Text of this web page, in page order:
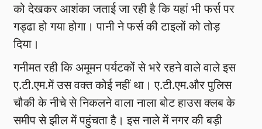
को देखकर आशंका जताई जा रही है कि यहां भी फर्स पर
गड्ढा हो गया होगा। पानी ने फर्स की टाइलों को तोड़
दिया।
गनीमत रही कि अमूमन पर्यटकों से भरे रहने वाले वाले इस
ए.टी.एम.में उस वक्त कोई नहीं था। ए.टी.एम.और पुलिस
चौकी के नीचे से निकलने वाला नाला बोट हाउस क्लब के
समीप से झील में पहुंचता है। इस नाले में नगर की बड़ी